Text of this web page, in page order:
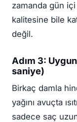
zamanda gün
kalitesine bile
değil.
Adım 3:
saniye)
Birkaç damla
yağını avuçta
sadece saç